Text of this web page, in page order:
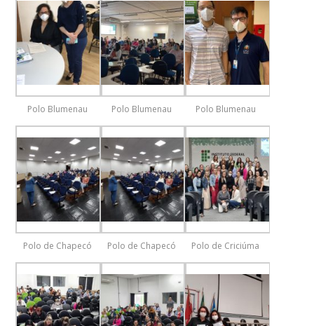
Polo Blumenau Polo Blumenau Polo Blumenau
Polo de Chapecó Polo de Chapecó Polo de Criciúma